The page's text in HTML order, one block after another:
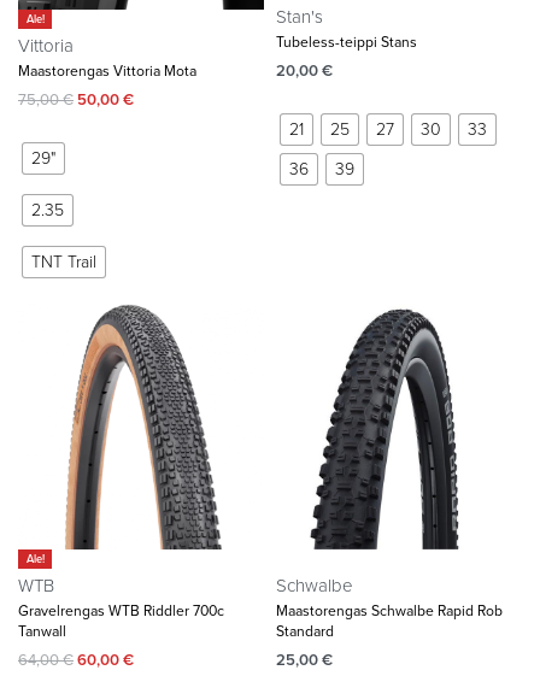
Ale!
Vittoria
Maastorengas Vittoria Mota
75,00€ 50,00€
29"
2.35
TNT Trail
Stan's
Tubeless-teippi Stans
20,00€
21 25 27 30
33
36
39
Ale!
WTB
Gravelrengas WTB Riddler 700c
Tanwall
64,00€60,00€
Schwalbe
Maastorengas Schwalbe Rapid Rob
Standard
25,00€